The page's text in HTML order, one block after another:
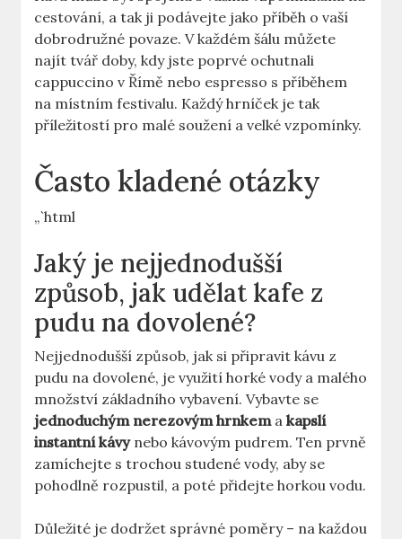
cestování, a tak ji podávejte jako příběh o vaší
dobrodružné povaze. V každém šálu můžete
najít tvář doby, kdy jste poprvé ochutnali
cappuccino v Římě nebo espresso s příběhem
na místním festivalu. Každý hrníček je tak
příležitostí pro malé soužení a velké vzpomínky.
Často kladené otázky
„`html
Jaký je nejjednodušší
způsob, jak udělat kafe z
pudu na dovolené?
Nejjednodušší způsob, jak si připravit kávu z
pudu na dovolené, je využití horké vody a malého
množství základního vybavení. Vybavte se
jednoduchým nerezovým hrnkemakapslí
instantní kávynebo kávovým pudrem. Ten prvně
zamíchejte s trochou studené vody, aby se
pohodlně rozpustil, a poté přidejte horkou vodu.
Důležité je dodržet správné poměry – na každou